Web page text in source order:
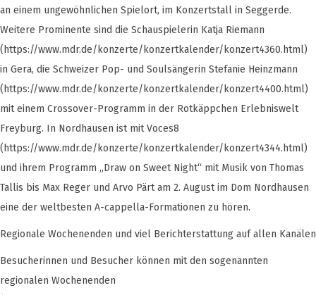
an einem ungewöhnlichen Spielort, im Konzertstall in Seggerde.
Weitere Prominente sind die Schauspielerin Katja Riemann
(https://www.mdr.de/konzerte/konzertkalender/konzert4360.html)
in Gera, die Schweizer Pop- und Soulsängerin Stefanie Heinzmann
(https://www.mdr.de/konzerte/konzertkalender/konzert4400.html)
mit einem Crossover-Programm in der Rotkäppchen Erlebniswelt
Freyburg. In Nordhausen ist mit Voces8
(https://www.mdr.de/konzerte/konzertkalender/konzert4344.html)
und ihrem Programm „Draw on Sweet Night“ mit Musik von Thomas
Tallis bis Max Reger und Arvo Pärt am 2. August im Dom Nordhausen
eine der weltbesten A-cappella-Formationen zu hören.
Regionale Wochenenden und viel Berichterstattung auf allen Kanälen
Besucherinnen und Besucher können mit den sogenannten
regionalen Wochenenden